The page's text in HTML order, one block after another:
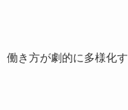
働き方が劇的に多様化す